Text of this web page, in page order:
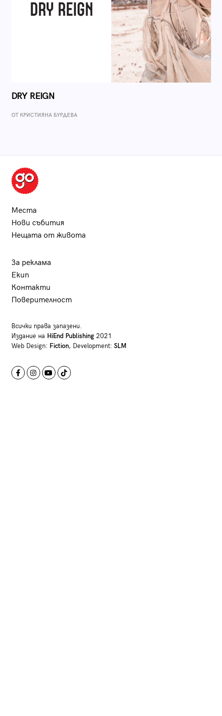
DRY REIGN
ОТ КРИСТИЯНА БУРДЕВА
Места
Нови събития
Нещата от живота
За реклама
Екип
Контакти
Поверителност
Всички права запазени.
Издание на HiEnd Publishing2021
Web Design: Fiction, Development: SLM